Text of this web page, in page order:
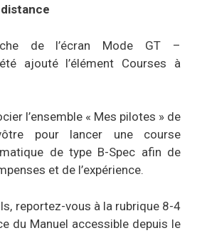
de l’écran Mode GT –
ajouté l’élément Courses à
l’ensemble « Mes pilotes » de
pour lancer une course
de type B-Spec afin de
et de l’expérience.
reportez-vous à la rubrique 8-4
du Manuel accessible depuis le